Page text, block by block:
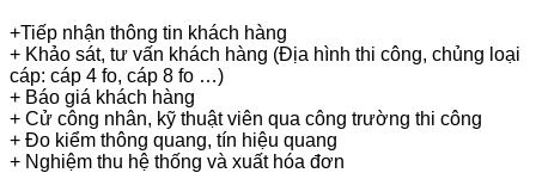
+Tiếp nhận thông tin khách hàng
+ Khảo sát, tư vấn khách hàng (Địa hình thi công, chủng loại
cáp: cáp 4 fo, cáp 8 fo …)
+ Báo giá khách hàng
+ Cử công nhân, kỹ thuật viên qua công trường thi công
+ Đo kiểm thông quang, tín hiệu quang
+ Nghiệm thu hệ thống và xuất hóa đơn